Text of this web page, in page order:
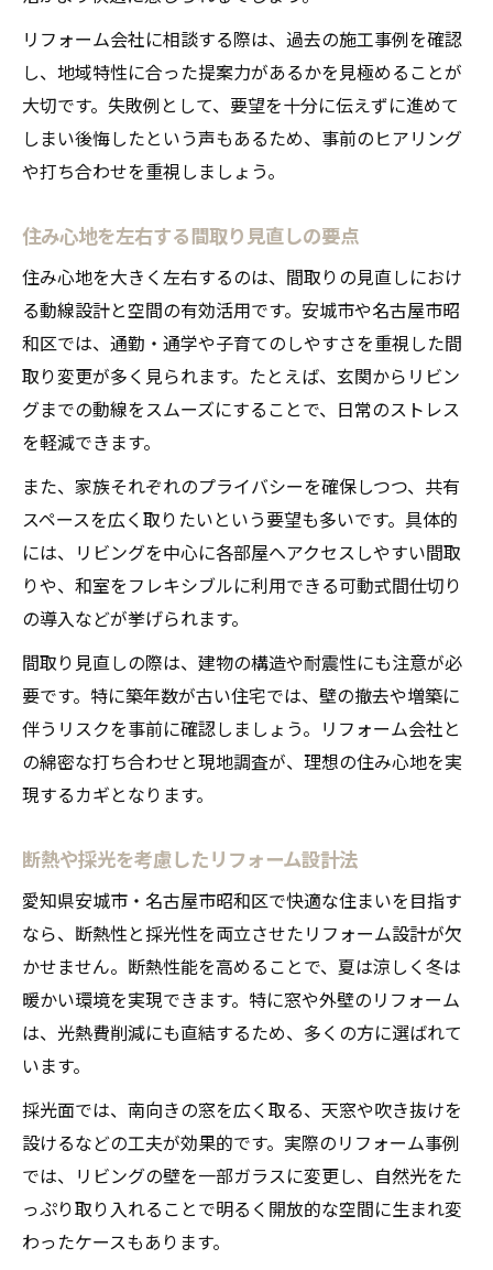
リフォーム会社に相談する際は、過去の施工事例を確認
し、地域特性に合った提案力があるかを見極めることが
大切です。失敗例として、要望を十分に伝えずに進めて
しまい後悔したという声もあるため、事前のヒアリング
や打ち合わせを重視しましょう。
住み心地を左右する間取り見直しの要点
住み心地を大きく左右するのは、間取りの見直しにおけ
る動線設計と空間の有効活用です。安城市や名古屋市昭
和区では、通勤・通学や子育てのしやすさを重視した間
取り変更が多く見られます。たとえば、玄関からリビン
グまでの動線をスムーズにすることで、日常のストレス
を軽減できます。
また、家族それぞれのプライバシーを確保しつつ、共有
スペースを広く取りたいという要望も多いです。具体的
には、リビングを中心に各部屋へアクセスしやすい間取
りや、和室をフレキシブルに利用できる可動式間仕切り
の導入などが挙げられます。
間取り見直しの際は、建物の構造や耐震性にも注意が必
要です。特に築年数が古い住宅では、壁の撤去や増築に
伴うリスクを事前に確認しましょう。リフォーム会社と
の綿密な打ち合わせと現地調査が、理想の住み心地を実
現するカギとなります。
断熱や採光を考慮したリフォーム設計法
愛知県安城市・名古屋市昭和区で快適な住まいを目指す
なら、断熱性と採光性を両立させたリフォーム設計が欠
かせません。断熱性能を高めることで、夏は涼しく冬は
暖かい環境を実現できます。特に窓や外壁のリフォーム
は、光熱費削減にも直結するため、多くの方に選ばれて
います。
採光面では、南向きの窓を広く取る、天窓や吹き抜けを
設けるなどの工夫が効果的です。実際のリフォーム事例
では、リビングの壁を一部ガラスに変更し、自然光をた
っぷり取り入れることで明るく開放的な空間に生まれ変
わったケースもあります。